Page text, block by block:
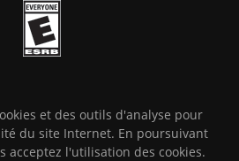
et des outils d'analyse pour
du site Internet. En poursuivant
acceptez l'utilisation des cookies.